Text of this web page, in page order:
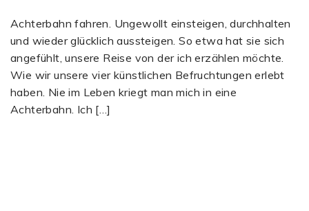
Achterbahn fahren. Ungewollt einsteigen, durchhalten
und wieder glücklich aussteigen. So etwa hat sie sich
angefühlt, unsere Reise von der ich erzählen möchte.
Wie wir unsere vier künstlichen Befruchtungen erlebt
haben. Nie im Leben kriegt man mich in eine
Achterbahn. Ich […]